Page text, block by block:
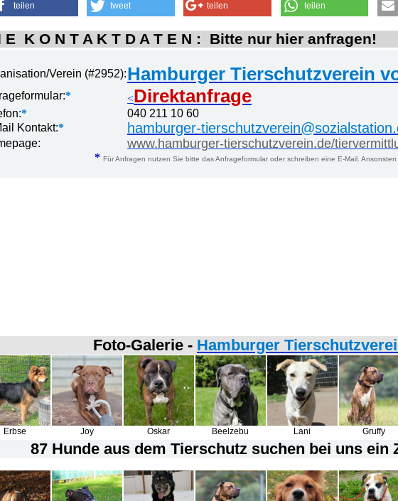
teilen tweet teilen teilen
E K O N T A K T D A T E N : Bitte nur hier anfragen!
Verein (#2952):Hamburger Tierschutzverein
* <Direktanfrage
*
040 211 10 60
Kontakt:* hamburger-
www.hamburger-tierschutzverein.de/
* Für Anfragen nutzen Sie bitte das Anfrageformular oder schreiben eine E-Mail.
Foto-Galerie - Hamburger
Erbse Joy Oskar Beelzebu Lani Gruffy
87 Hunde aus dem Tierschutz suchen bei uns ein